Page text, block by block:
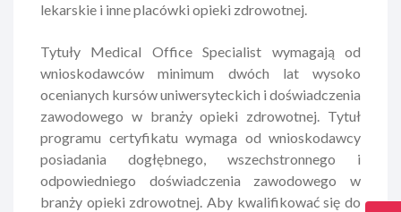
lekarskie i inne placówki opieki zdrowotnej.
Tytuły Medical Office Specialist wymagają od
wnioskodawców minimum dwóch lat wysoko
ocenianych kursów uniwersyteckich i doświadczenia
zawodowego w branży opieki zdrowotnej. Tytuł
programu certyfikatu wymaga od wnioskodawcy
posiadania dogłębnego, wszechstronnego i
odpowiedniego doświadczenia zawodowego w
branży opieki zdrowotnej. Aby kwalifikować się do